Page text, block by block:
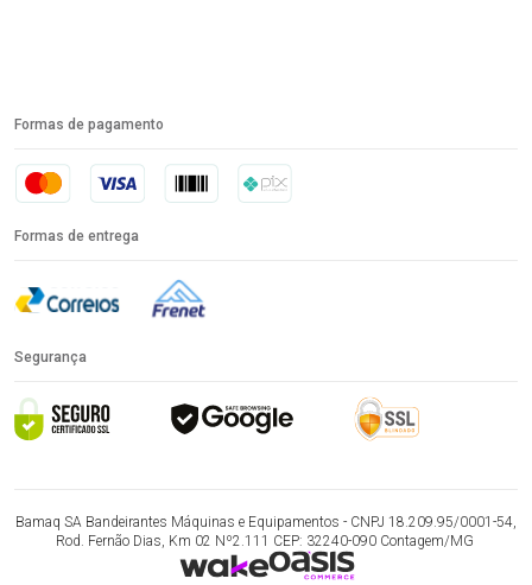
Formas de pagamento
Formas de entrega
Segurança
Bamaq SA Bandeirantes Máquinas e Equipamentos - CNPJ 18.209.95/0001-54,
Rod. Fernão Dias, Km 02 Nº2.111 CEP: 32240-090 Contagem/MG